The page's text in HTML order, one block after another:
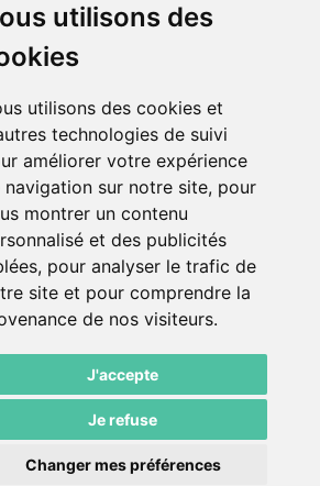
utilisons des
utilisons des cookies et
technologies de suivi
améliorer votre expérience
navigation sur notre site, pour
montrer un contenu
et des publicités
pour analyser le trafic de
site et pour comprendre la
de nos visiteurs.
J'accepte
Je refuse
Changer mes préférences
32 725 03 03
05 05
Danse Neuchâtel
email